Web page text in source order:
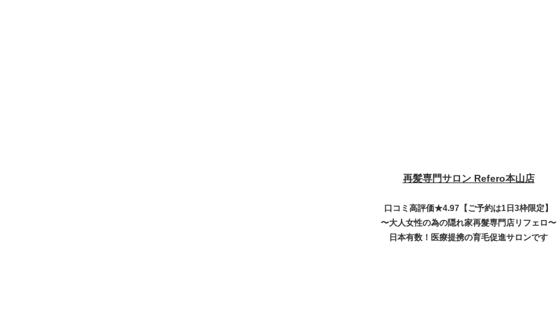
再髪専門サロン Refero本山店
口コミ高評価★4.97【ご予約は1日3枠限定】
〜大人女性の為の隠れ家再髮専門店リフェロ〜
日本有数！医療提携の育毛促進サロンです